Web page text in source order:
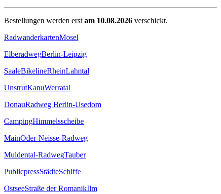
Bestellungen werden erstam 10.08.2026 verschickt.
RadwanderkartenMosel
ElberadwegBerlin-Leipzig
SaaleBikelineRheinLahntal
UnstrutKanuWerratal
DonauRadweg Berlin-Usedom
CampingHimmelsscheibe
MainOder-Neisse-Radweg
Muldental-RadwegTauber
PublicpressStädteSchiffe
OstseeStraße der RomanikIlm